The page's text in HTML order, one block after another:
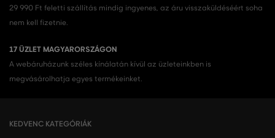
29 990 Ft feletti szállítás mindig ingyenes, az áru visszaküldéséért soha
nem kell fizetnie.
17 ÜZLET MAGYARORSZÁGON
A webáruházunk széles kínálatán kívül az üzleteinkben is
megvásárolhatja egyes termékeinket.
KEDVENC KATEGÓRIÁK